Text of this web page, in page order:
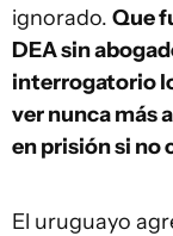
ignorado. Que
DEA sin
interrogatorio
ver nunca más
en prisión si no
El uruguayo